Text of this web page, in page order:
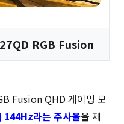
RGB Fusion
Fusion QHD 게이밍 모
144Hz라는 주사율을 제